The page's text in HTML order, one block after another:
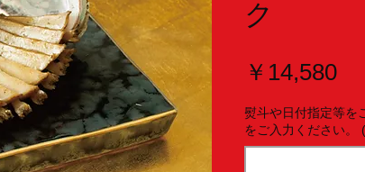
ク
￥14,580価
格
熨斗や日付指定等を
をご入力ください。